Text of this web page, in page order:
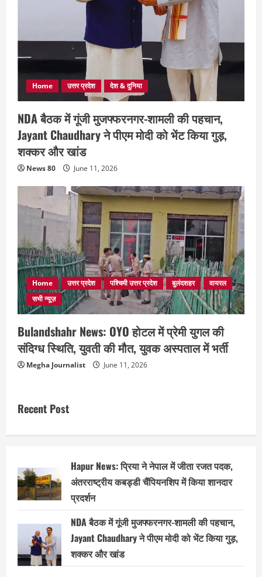
Home उत्तर प्रदेश देश & दुनिया
NDA बैठक में गूंजी मुजफ्फरनगर-शामली की पहचान,
Jayant Chaudhary ने पीएम मोदी को भेंट किया गुड़,
शक्कर और खांड
News 80 June 11, 2026
Home उत्तर प्रदेश पश्चिमी उत्तर प्रदेश बुलंदशहर
वायरल
सभी न्यूज़
Bulandshahr News: OYO होटल में प्रेमी युगल की
संदिग्ध स्थिति, युवती की मौत, युवक अस्पताल में भर्ती
Megha Journalist June 11, 2026
Recent Post
Hapur News: प्रिया ने नेपाल में जीता रजत पदक,
अंतरराष्ट्रीय कबड्डी चैंपियनशिप में किया शानदार
प्रदर्शन
NDA बैठक में गूंजी मुजफ्फरनगर-शामली की पहचान,
Jayant Chaudhary ने पीएम मोदी को भेंट किया गुड़,
शक्कर और खांड